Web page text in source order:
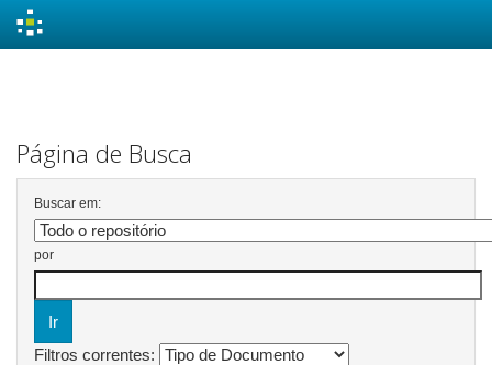
Página de Busca
Buscar em:
por
Filtros correntes: